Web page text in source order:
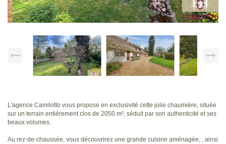
L'agence Camilotto vous propose en exclusivité cette jolie chaumière, située
sur un terrain entièrement clos de 2050 m², séduit par son authenticité et ses
beaux volumes.
Au rez-de-chaussée, vous découvrirez une grande cuisine aménagée, , ainsi